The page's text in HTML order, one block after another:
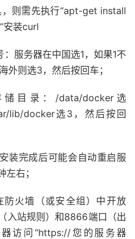
则需先执行“apt-get install
装curl
服务器在中国选1，如果1不
外则选3，然后按回车；
目录：/data/docker选
lib/docker选3，然后按回
装完成后可能会自动重启服
右；
防火墙（或安全组）中开放
入站规则）和8866端口（出
访问“https://您的服务器